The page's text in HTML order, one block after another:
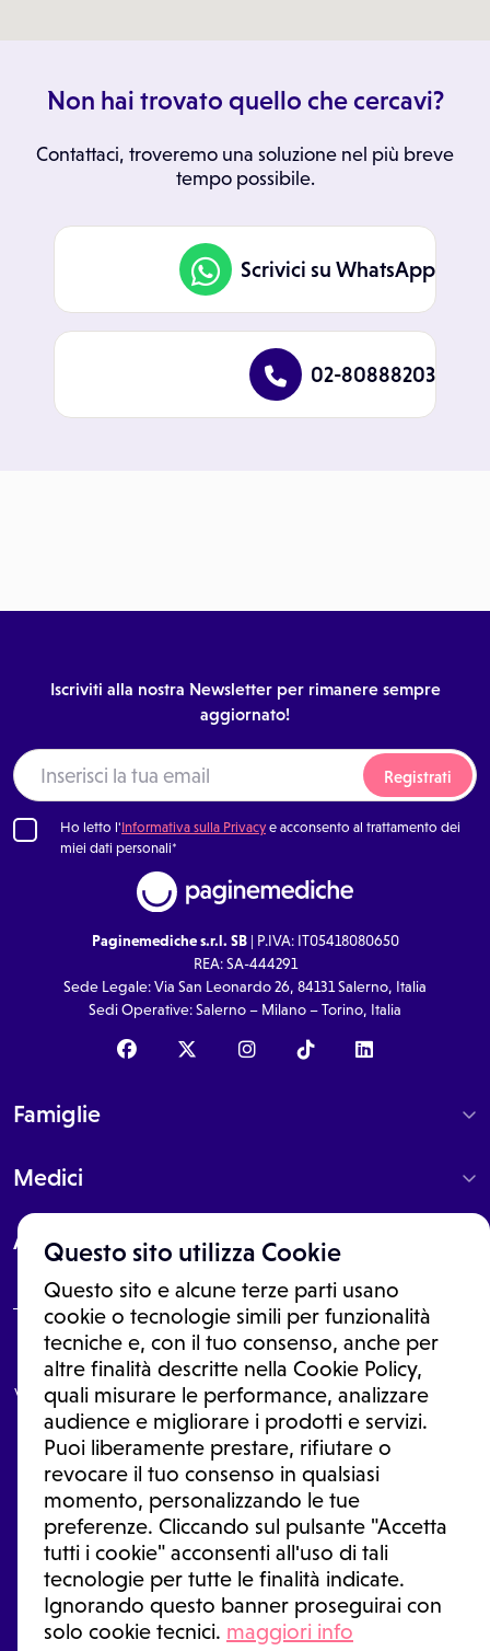
Questo sito utilizza Cookie
Questo sito e alcune terze parti usano
cookie o tecnologie simili per funzionalità
tecniche e, con il tuo consenso, anche per
altre finalità descritte nella Cookie Policy,
quali misurare le performance, analizzare
audience e migliorare i prodotti e servizi.
Puoi liberamente prestare, rifiutare o
revocare il tuo consenso in qualsiasi
momento, personalizzando le tue
preferenze. Cliccando sul pulsante "Accetta
tutti i cookie" acconsenti all'uso di tali
tecnologie per tutte le finalità indicate.
Ignorando questo banner proseguirai con
solo cookie tecnici. maggiori info
Non hai trovato quello che cercavi?
Contattaci, troveremo una soluzione nel più breve
tempo possibile.
Scrivici su WhatsApp
02-80888203
Iscriviti alla nostra Newsletter per rimanere sempre
aggiornato!
Registrati
Ho letto l'Informativa sulla Privacye acconsento al trattamento dei
miei dati personali*
Paginemediche s.r.l. SB| P.IVA: IT05418080650
REA: SA-444291
Sede Legale: Via San Leonardo 26, 84131 Salerno, Italia
Sedi Operative: Salerno – Milano – Torino, Italia
Famiglie
Medici
About
Le informazioni proposte in questo sito non sono un consulto medico.
In nessun caso, queste informazioni sostituiscono un consulto, una
visita o una diagnosi formulata dal medico. Non si devono considerare
le informazioni disponibili come suggerimenti per la formulazione di
una diagnosi, la determinazione di un trattamento o l'assunzione o
sospensione di un farmaco senza prima consultare un medico di
medicina generale o uno specialista.
Condizioni di utilizzo|Privacy Policy |Gestione Cookie
Ⓒ 2026 | Tutti i diritti riservati.